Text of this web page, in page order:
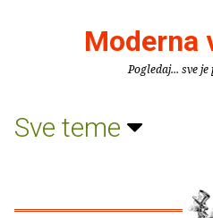
Moderna
Pogledaj... sve
Sve teme